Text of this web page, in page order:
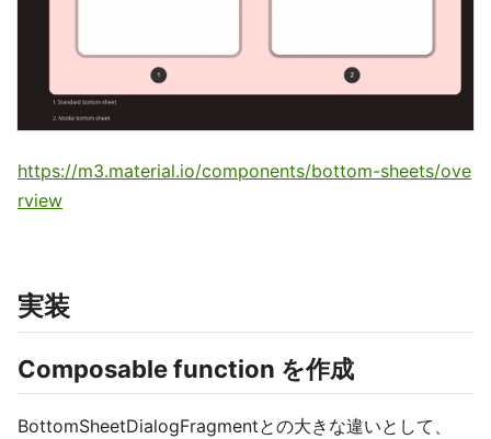
https://m3.material.io/components/bottom-sheets/ove
rview
実装
Composable function を作成
BottomSheetDialogFragmentとの大きな違いとして、